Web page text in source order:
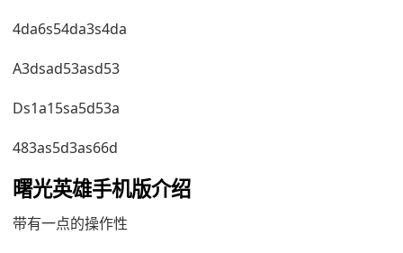
4da6s54da3s4da
A3dsad53asd53
Ds1a15sa5d53a
483as5d3as66d
曙光英雄手机版介绍
带有一点的操作性